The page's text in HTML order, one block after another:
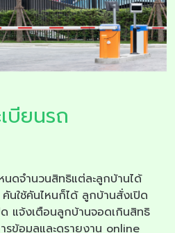
บียนรถ
ดจำนวนสิทธิแต่ละลูกบ้านได้
นใช้คันไหนก็ได้ ลูกบ้านสั่งเปิด
แจ้งเตือนลูกบ้านจอดเกินสิทธิ
รข้อมูลและดูรายงาน online